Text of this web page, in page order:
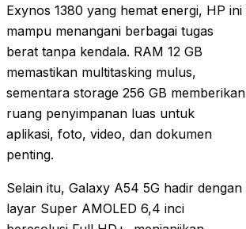
Exynos 1380 yang hemat energi, HP ini
mampu menangani berbagai tugas
berat tanpa kendala. RAM 12 GB
memastikan multitasking mulus,
sementara storage 256 GB memberikan
ruang penyimpanan luas untuk
aplikasi, foto, video, dan dokumen
penting.
Selain itu, Galaxy A54 5G hadir dengan
layar Super AMOLED 6,4 inci